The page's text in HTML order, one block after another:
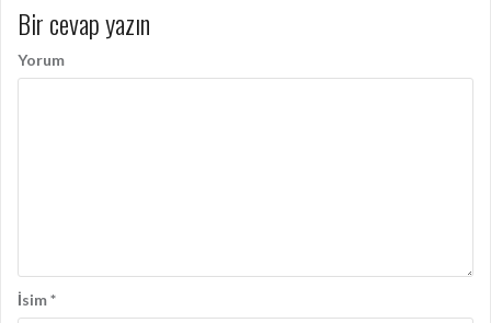
o
l
Bir cevap yazın
Yorum
İsim*